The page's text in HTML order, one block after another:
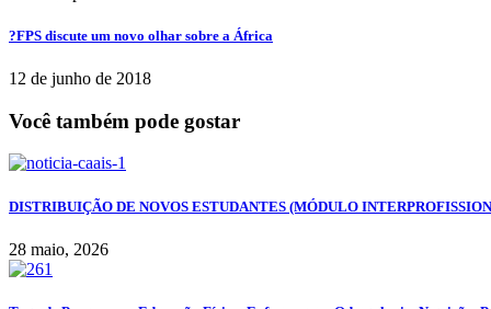
?FPS discute um novo olhar sobre a África
12 de junho de 2018
Você também pode gostar
DISTRIBUIÇÃO DE NOVOS ESTUDANTES (MÓDULO
28 maio, 2026